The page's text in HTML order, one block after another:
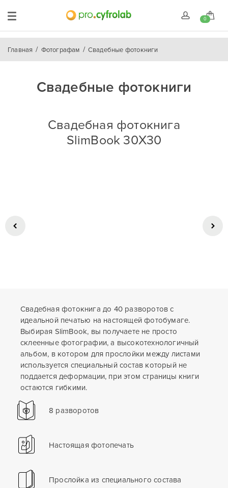
0
Главная Фотографам Свадебные фотокниги
Свадебные фотокниги
Свадебная фотокнига
SlimBook 30X30
Свадебная фотокнига до 40 разворотов с
идеальной печатью на настоящей фотобумаге.
Выбирая SlimBook, вы получаете не просто
склеенные фотографии, а высокотехнологичный
альбом, в котором для прослойки между листами
используется специальный состав который не
поддается деформации, при этом страницы книги
остаются гибкими.
8 разворотов
Настоящая фотопечать
Прослойка из специального состава